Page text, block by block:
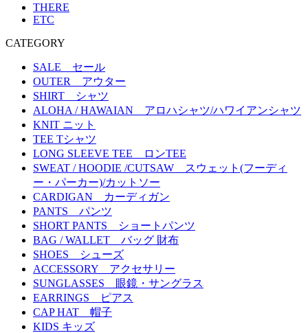
THERE
ETC
CATEGORY
SALE セール
OUTER アウター
SHIRT シャツ
ALOHA / HAWAIAN アロハシャツ/ハワイアンシャツ
KNIT ニット
TEE Tシャツ
LONG SLEEVE TEE ロンTEE
SWEAT / HOODIE /CUTSAW スウェット(フーディ
ー・パーカー)/カットソー
CARDIGAN カーディガン
PANTS パンツ
SHORT PANTS ショートパンツ
BAG / WALLET バッグ 財布
SHOES シューズ
ACCESSORY アクセサリー
SUNGLASSES 眼鏡・サングラス
EARRINGS ピアス
CAP HAT 帽子
KIDS キッズ